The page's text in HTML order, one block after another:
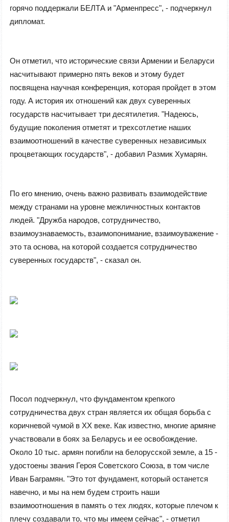
горячо поддержали БЕЛТА и "Арменпресс", - подчеркнул
дипломат.
Он отметил, что исторические связи Армении и Беларуси
насчитывают примерно пять веков и этому будет
посвящена научная конференция, которая пройдет в этом
году. А история их отношений как двух суверенных
государств насчитывает три десятилетия. "Надеюсь,
будущие поколения отметят и трехсотлетие наших
взаимоотношений в качестве суверенных независимых
процветающих государств", - добавил Размик Хумарян.
По его мнению, очень важно развивать взаимодействие
между странами на уровне межличностных контактов
людей. "Дружба народов, сотрудничество,
взаимоузнаваемость, взаимопонимание, взаимоуважение -
это та основа, на которой создается сотрудничество
суверенных государств", - сказал он.
Посол подчеркнул, что фундаментом крепкого
сотрудничества двух стран является их общая борьба с
коричневой чумой в ХХ веке. Как известно, многие армяне
участвовали в боях за Беларусь и ее освобождение.
Около 10 тыс. армян погибли на белорусской земле, а 15 -
удостоены звания Героя Советского Союза, в том числе
Иван Баграмян. "Это тот фундамент, который останется
навечно, и мы на нем будем строить наши
взаимоотношения в память о тех людях, которые плечом к
плечу создавали то, что мы имеем сейчас", - отметил